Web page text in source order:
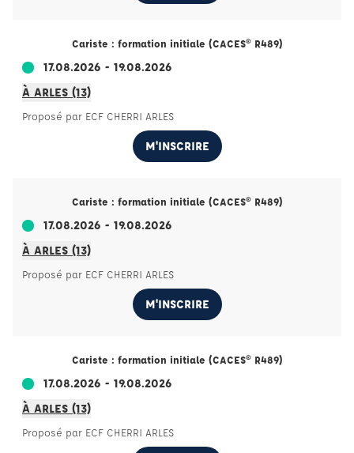
Cariste : formation initiale (CACES® R489)
17.08.2026 - 19.08.2026
À ARLES (13)
Proposé par ECF CHERRI ARLES
M'INSCRIRE
Cariste : formation initiale (CACES® R489)
17.08.2026 - 19.08.2026
À ARLES (13)
Proposé par ECF CHERRI ARLES
M'INSCRIRE
Cariste : formation initiale (CACES® R489)
17.08.2026 - 19.08.2026
À ARLES (13)
Proposé par ECF CHERRI ARLES